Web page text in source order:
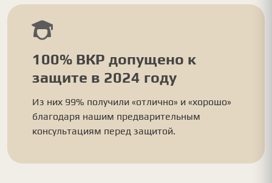
100% ВКР допущено к
защите в 2024 году
Из них 99% получили «отлично» и «хорошо»
благодаря нашим предварительным
консультациям перед защитой.